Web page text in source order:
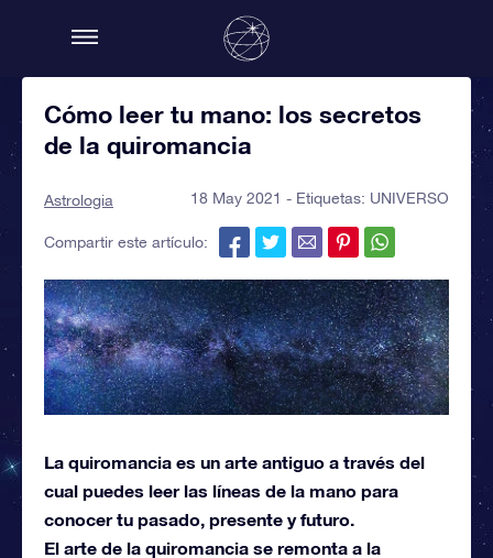
Cómo leer tu mano: los secretos
de la quiromancia
Astrologia 18 May 2021 - Etiquetas: UNIVERSO
Compartir este artículo:
La quiromancia es un arte antiguo a través del
cual puedes leer las líneas de la mano para
conocer tu pasado, presente y futuro.
El arte de la quiromancia se remonta a la